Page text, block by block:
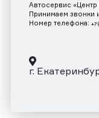
Автосервис
Принимаем звонки
Номер телефона: +7
г.